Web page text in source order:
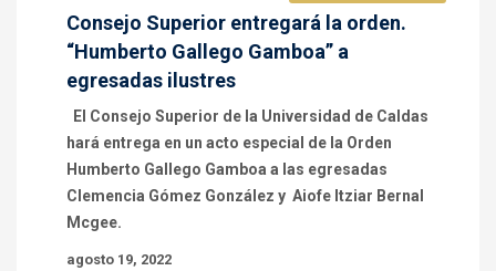
Consejo Superior entregará la orden.
“Humberto Gallego Gamboa” a
egresadas ilustres
El Consejo Superior de la Universidad de Caldas
hará entrega en un acto especial de la Orden
Humberto Gallego Gamboa a las egresadas
Clemencia Gómez González y Aiofe Itziar Bernal
Mcgee.
agosto 19, 2022